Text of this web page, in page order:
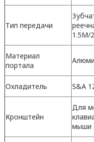
Тип передачи
1.5M/
Материал
портала
Охладитель S&A
Кронштейн
Для
мыши